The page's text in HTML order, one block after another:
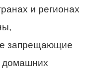
и регионах
запрещающие
домашних